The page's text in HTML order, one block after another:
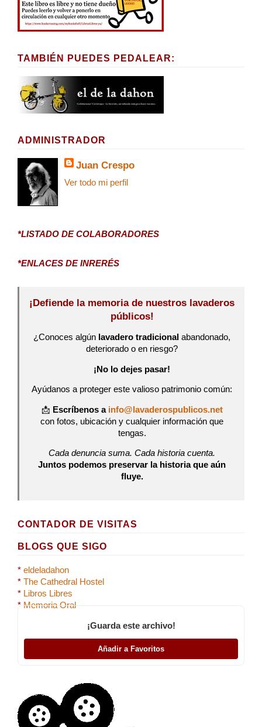
TAMBIÉN PUEDES PEDALEAR:
ADMINISTRADOR
Juan Crespo
Ver todo mi perfil
*LISTADO DE COLABORADORES
*ENLACES DE INRERÉS
¡Defiende la memoria de nuestros lavaderos
públicos!
¿Conoces algún lavadero tradicional abandonado,
deteriorado o en riesgo?
¡No lo dejes pasar!
Ayúdanos a proteger este valioso patrimonio común:
📩 Escríbenos a info@lavaderospublicos.net
con fotos, ubicación y cualquier información que
tengas.
Cada denuncia suma. Cada historia cuenta.
Juntos podemos preservar la historia que aún
fluye.
CONTADOR DE VISITAS
BLOGS QUE SIGO
* eldeladahon
* The Cathedral Hostel
* Libros Libres
* Memoria Oral
¡Guarda este archivo!
Añadir a Favoritos